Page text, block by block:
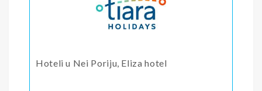
Hoteli u Nei Poriju, Eliza hotel